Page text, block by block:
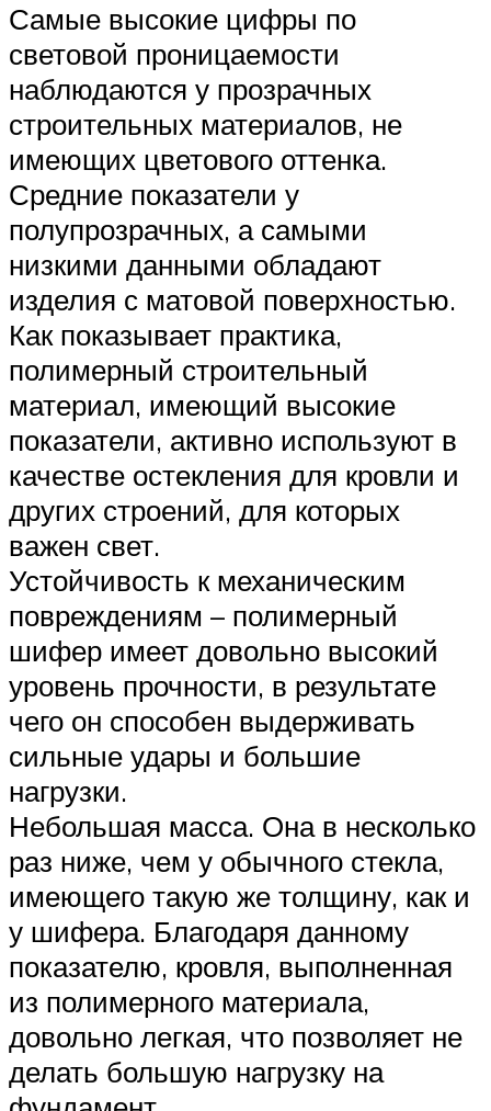
Самые высокие цифры по
световой проницаемости
наблюдаются у прозрачных
строительных материалов, не
имеющих цветового оттенка.
Средние показатели у
полупрозрачных, а самыми
низкими данными обладают
изделия с матовой поверхностью.
Как показывает практика,
полимерный строительный
материал, имеющий высокие
показатели, активно используют в
качестве остекления для кровли и
других строений, для которых
важен свет.
Устойчивость к механическим
повреждениям – полимерный
шифер имеет довольно высокий
уровень прочности, в результате
чего он способен выдерживать
сильные удары и большие
нагрузки.
Небольшая масса. Она в несколько
раз ниже, чем у обычного стекла,
имеющего такую же толщину, как и
у шифера. Благодаря данному
показателю, кровля, выполненная
из полимерного материала,
довольно легкая, что позволяет не
делать большую нагрузку на